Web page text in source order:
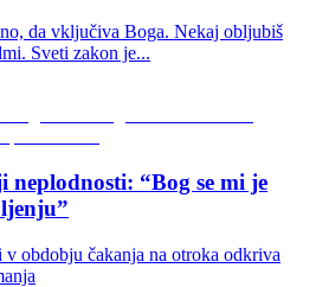
da vključiva Boga. Nekaj obljubiš
Sveti zakon je...
neplodnosti: “Bog se mi je
v obdobju čakanja na otroka odkriva